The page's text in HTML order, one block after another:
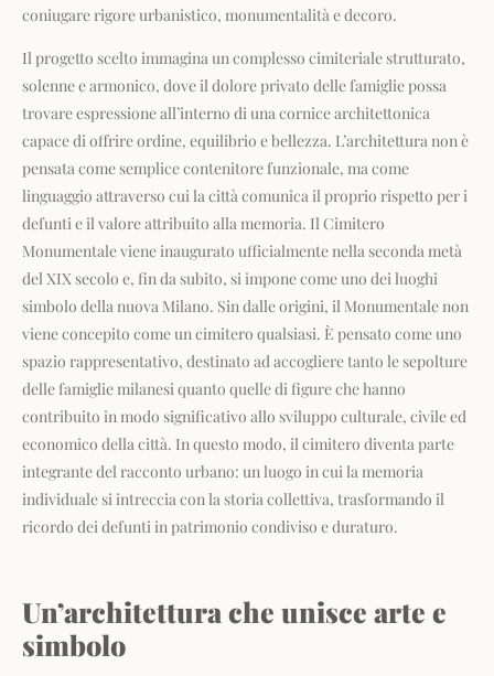
coniugare rigore urbanistico, monumentalità e decoro.
Il progetto scelto immagina un complesso cimiteriale strutturato,
solenne e armonico, dove il dolore privato delle famiglie possa
trovare espressione all’interno di una cornice architettonica
capace di offrire ordine, equilibrio e bellezza. L’architettura non è
pensata come semplice contenitore funzionale, ma come
linguaggio attraverso cui la città comunica il proprio rispetto per i
defunti e il valore attribuito alla memoria. Il Cimitero
Monumentale viene inaugurato ufficialmente nella seconda metà
del XIX secolo e, fin da subito, si impone come uno dei luoghi
simbolo della nuova Milano. Sin dalle origini, il Monumentale non
viene concepito come un cimitero qualsiasi. È pensato come uno
spazio rappresentativo, destinato ad accogliere tanto le sepolture
delle famiglie milanesi quanto quelle di figure che hanno
contribuito in modo significativo allo sviluppo culturale, civile ed
economico della città. In questo modo, il cimitero diventa parte
integrante del racconto urbano: un luogo in cui la memoria
individuale si intreccia con la storia collettiva, trasformando il
ricordo dei defunti in patrimonio condiviso e duraturo.
Un’architettura che unisce arte e
simbolo